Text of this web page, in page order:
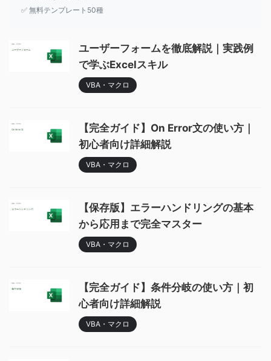
✅ 無料テンプレート50種
ユーザーフォームを徹底解説｜実践例
で学ぶExcelスキル
VBA・マクロ
【完全ガイド】On Error文の使い方｜
初心者向け詳細解説
VBA・マクロ
【保存版】エラーハンドリングの基本
から応用まで完全マスター
VBA・マクロ
【完全ガイド】条件分岐の使い方｜初
心者向け詳細解説
VBA・マクロ